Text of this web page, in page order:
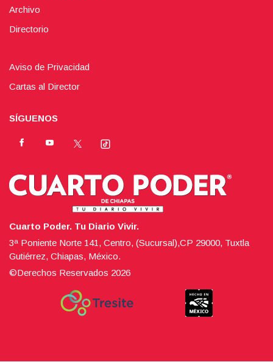
Archivo
Directorio
Aviso de Privacidad
Cartas al Director
SÍGUENOS
Cuarto Poder. Tu Diario Vivir.
3ª Poniente Norte 141, Centro, (Sucursal),CP 29000, Tuxtla
Gutiérrez, Chiapas, México.
©Derechos Reservados 2026